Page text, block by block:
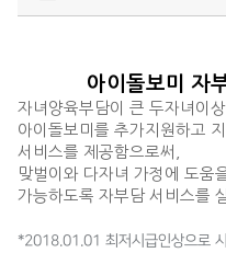
아이돌보미 자
자녀양육부담이 큰 두자녀이
아이돌보미를 추가지원하고
서비스를 제공함으로써,
맞벌이와 다자녀 가정에 도움
가능하도록 자부담 서비스를
*2018.01.01 최저시급인상으로